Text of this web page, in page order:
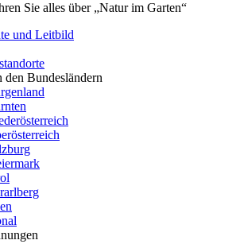
Sie alles über „Natur im Garten“
und Leitbild
den Bundesländern